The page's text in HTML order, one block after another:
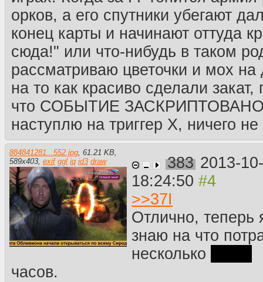
орков, а его спутники убегают
конец карты и начинают оттуда
сюда!" или что-нибудь в таком
рассматриваю цветочки и мох
на то как красиво сделали
что СОБЫТИЕ ЗАСКРИПТОВАНО
наступлю на триггер Х, ничего не
884841281...552.jpg, 61.21 KB,
589x403, exif ggl iq id3 draw 383 2013-
18:24:50
>>37I
Отлично, теперь
знаю на что
несколько
часов.